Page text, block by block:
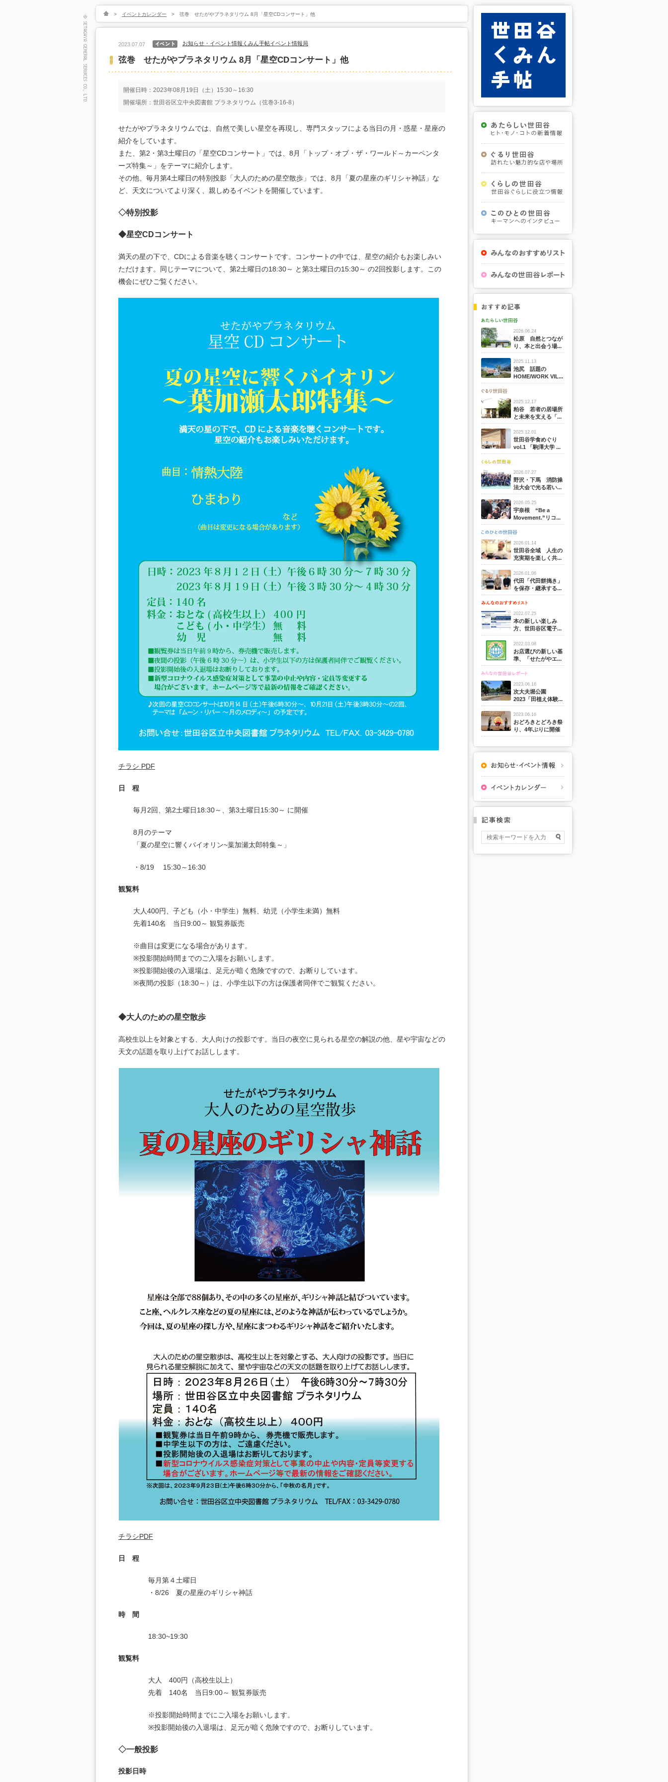
> イベントカレンダー > 弦巻 せたがやプラネタリウム 8月「星空CDコンサート」他
2023.07.07 お知らせ・イベント情報 くみん手帖イベント情報局
弦巻 せたがやプラネタリウム 8月「星空CDコンサート」他
開催日時：2023年08月19日（土）15:30～16:30
開催場所：世田谷区立中央図書館 プラネタリウム（弦巻3-16-8）
せたがやプラネタリウムでは、自然で美しい星空を再現し、専門スタッフによる当日の月・惑星・星座の
紹介をしています。
また、第2・第3土曜日の「星空CDコンサート」では、8月「トップ・オブ・ザ・ワールド～カーペンタ
ーズ特集～」をテーマに紹介します。
その他、毎月第4土曜日の特別投影「大人のための星空散歩」では、8月「夏の星座のギリシャ神話」な
ど、天文についてより深く、親しめるイベントを開催しています。
◇特別投影
◆星空CDコンサート
満天の星の下で、CDによる音楽を聴くコンサートです。コンサートの中では、星空の紹介もお楽しみい
ただけます。同じテーマについて、第2土曜日の18:30～ と第3土曜日の15:30～ の2回投影します。この
機会にぜひご覧ください。
チラシ PDF
日 程
毎月2回、第2土曜日18:30～、第3土曜日15:30～ に開催
8月のテーマ
「夏の星空に響くバイオリン~葉加瀬太郎特集～」
・8/19 15:30～16:30
観覧料
大人400円、子ども（小・中学生）無料、幼児（小学生未満）無料
先着140名 当日9:00～ 観覧券販売
※曲目は変更になる場合があります。
※投影開始時間までのご入場をお願いします。
※投影開始後の入退場は、足元が暗く危険ですので、お断りしています。
※夜間の投影（18:30～）は、小学生以下の方は保護者同伴でご観覧ください。
◆大人のための星空散歩
高校生以上を対象とする、大人向けの投影です。当日の夜空に見られる星空の解説の他、星や宇宙などの
天文の話題を取り上げてお話しします。
チラシPDF
日 程
毎月第４土曜日
・8/26 夏の星座のギリシャ神話
時 間
18:30~19:30
観覧料
大人 400円（高校生以上）
先着 140名 当日9:00～ 観覧券販売
※投影開始時間までにご入場をお願いします。
※投影開始後の入退場は、足元が暗く危険ですので、お断りしています。
◇一般投影
投影日時
2026.06.24
松原 自然とつなが
り、本と出会う場...
2025.11.13
池尻 話題の
HOME/WORK VIL...
2025.12.17
粕谷 若者の居場所
と未来を支える「...
2025.12.01
世田谷学食めぐり
vol.1 「駒澤大学 ...
2026.07.27
野沢・下馬 消防操
法大会で光る若い...
2026.05.25
宇奈根 “Be a
Movement.”リコ...
2026.01.14
世田谷全域 人生の
充実期を楽しく共...
2026.01.06
代田「代田餅搗き」
を保存・継承する...
2022.07.25
本の新しい楽しみ
方、世田谷区電子...
2022.03.08
お店選びの新しい基
準、「せたがやエ...
2023.06.16
次大夫堀公園
2023「田植え体験...
2023.06.16
おどろきとどろき祭
り、4年ぶりに開催